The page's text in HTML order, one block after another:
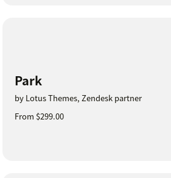
Park
by Lotus Themes, Zendesk partner
From $299.00